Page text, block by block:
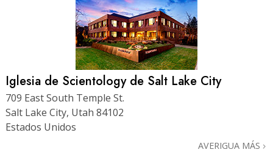
Iglesia de Scientology de Salt Lake City
709 East South Temple St.
Salt Lake City, Utah 84102
Estados Unidos
AVERIGUA MÁS